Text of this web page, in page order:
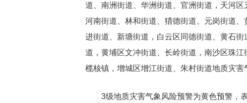
道、南洲街道、华洲街道、官洲街道，天河
河南街道、林和街道、猎德街道、元岗街道
进街道、新塘街道，白云区同德街道、黄石
道，黄埔区文冲街道、长岭街道，南沙区珠
榄核镇，增城区增江街道、朱村街道地质灾害
3级地质灾害气象风险预警为黄色预警，